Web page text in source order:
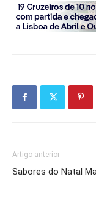
Artigo anterior
Sabores do Natal